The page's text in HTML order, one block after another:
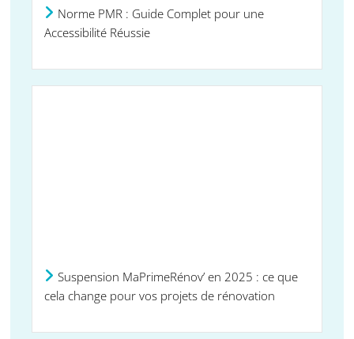
Norme PMR : Guide Complet pour une
Accessibilité Réussie
Suspension MaPrimeRénov’ en 2025 : ce que
cela change pour vos projets de rénovation